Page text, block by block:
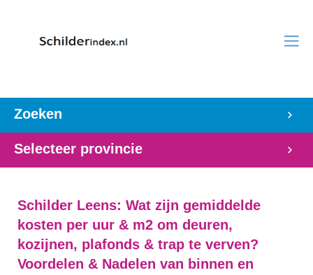
Zoeken
Selecteer provincie
Schilder Leens: Wat zijn gemiddelde
kosten per uur & m2 om deuren,
kozijnen, plafonds & trap te verven?
Voordelen & Nadelen van binnen en